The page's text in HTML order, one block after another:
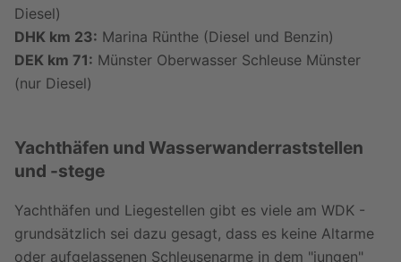
Diesel)
DHK km 23: Marina Rünthe (Diesel und Benzin)
DEK km 71: Münster Oberwasser Schleuse Münster
(nur Diesel)
Yachthäfen und Wasserwanderraststellen
und -stege
Yachthäfen und Liegestellen gibt es viele am WDK -
grundsätzlich sei dazu gesagt, dass es keine Altarme
oder aufgelassenen Schleusenarme in dem "jungen"